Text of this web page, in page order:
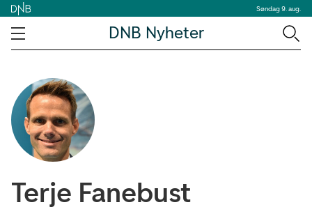
Søndag 9. aug.
DNB Nyheter
Terje Fanebust